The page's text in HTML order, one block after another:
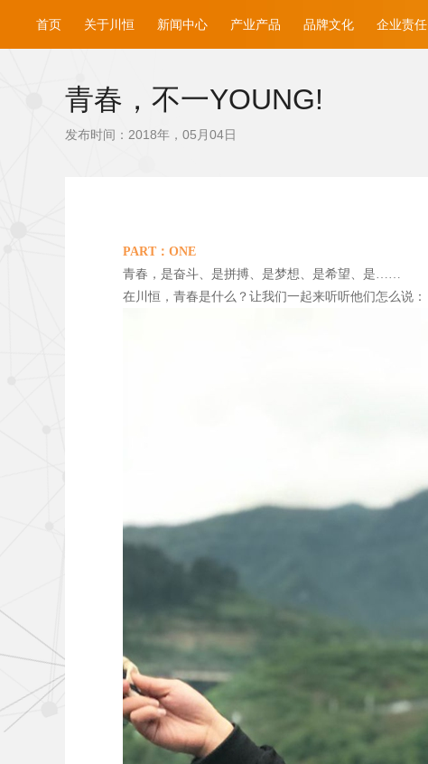
首页 关于川恒 新闻中心 产业产品 品牌文化 企业责任
青春，不一YOUNG!
发布时间：2018年，05月04日
PART ：ONE
青春，是奋斗、是拼搏、是梦想、是希望、是……
在川恒，青春是什么？让我们一起来听听他们怎么说：